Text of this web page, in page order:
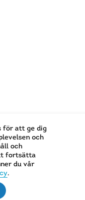
för att ge dig
och
och
fortsätta
du vår
.